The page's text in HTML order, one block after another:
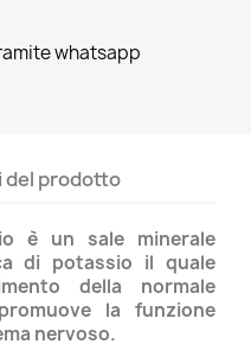
whatsapp
del prodotto
è un sale minerale
di potassio il quale
della normale
la funzione
nervoso.